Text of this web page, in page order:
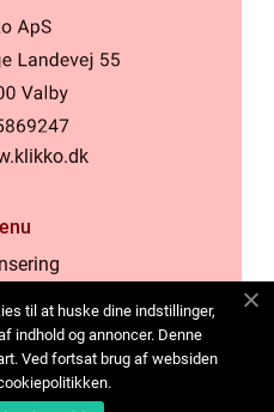
oss
til at huske dine indstillinger,
indhold og annoncer. Denne
Ved fortsat brug af websiden